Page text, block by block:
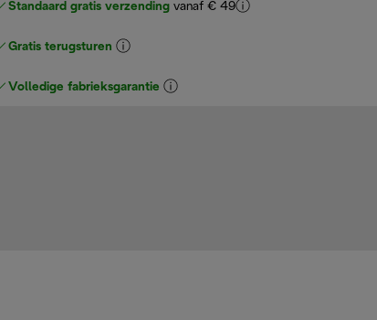
Standaard gratis verzending vanaf € 49
Gratis terugsturen
Volledige fabrieksgarantie